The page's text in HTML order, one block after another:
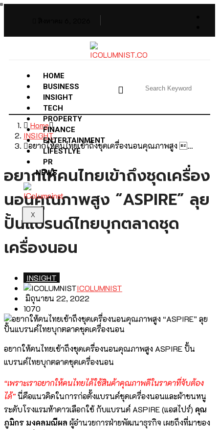
HOME
BUSINESS
INSIGHT
TECH
PROPERTY
FINANCE
ENTERTAINMENT
LIFESTLYE
PR
NEWS
X
Home
INSIGHT
อยากให้คนไทยเข้าถึงชุดเครื่องนอนคุณภาพสูง …
อยากให้คนไทยเข้าถึงชุดเครื่อง
นอนคุณภาพสูง “ASPIRE” ลุย
ปั้นแบรนด์ไทยบุกตลาดชุด
เครื่องนอน
INSIGHT
ICOLUMNIST
มิถุนายน 22, 2022
1070
อยากให้คนไทยเข้าถึงชุดเครื่องนอนคุณภาพสูง ASPIRE ปั้น
แบรนด์ไทยบุกตลาดชุดเครื่องนอน
“เพราะเราอยากให้คนไทยได้ใช้สินค้าคุณภาพดีในราคาที่จับต้อง
ได้”นี่คือแนวคิดในการก่อตั้งแบรนด์ชุดเครื่องนอนและผ้าขนหนู
ระดับโรงแรมห้าดาวเลือกใช้ กับแบรนด์ ASPIRE (แอสไปร์) คุณ
ภูมิกร มงคลมณีผล ผู้อำนวยการฝ่ายพัฒนาธุรกิจ เผยถึงที่มาของ